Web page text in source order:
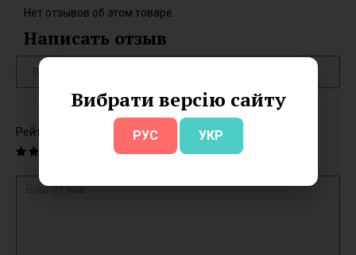
Вибрати версію сайту
РУС УКР
Нет отзывов об этом товаре.
Написать отзыв
Рейтинг